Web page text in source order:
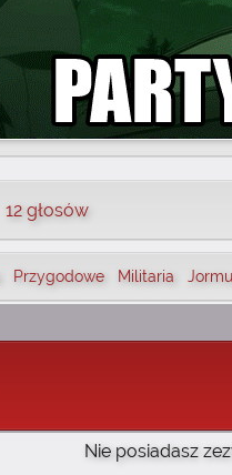
12 głosów
Przygodowe Militaria
Nie posiadasz